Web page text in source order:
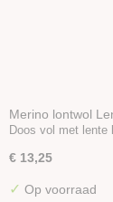
Merino lontwol
Doos vol met lente
€ 13,25
✓ Op voorraad